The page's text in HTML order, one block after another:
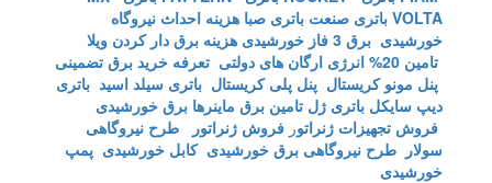
VOLTA باتری صنعت باتری صبا هزینه احداث نیروگاه
خورشیدی برق 3 فاز خورشیدی
هزینه برق دار کردن ویلا
تامین 20% انرژی ارگان های دولتی
تعرفه خرید برق تضمینی
پنل مونو کریستال پنل پلی کریستال باتری سیلد اسید باتری
دیپ سایکل باتری ژل تامین برق ماینرها برق خورشیدی
فروش تجهیزات ژنراتور فروش ژنراتور
طرح نیروگاهی
سولار طرح نیروگاهی برق خورشیدی کابل خورشیدی پمپ
خورشیدی